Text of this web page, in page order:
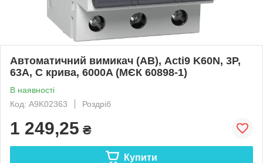
Автоматичний вимикач (АВ), Acti9 K60N, 3P,
63A, C крива, 6000A (МЄК 60898-1)
В наявності
Код: A9K02363
Роздріб
1 249,25 ₴
Купити